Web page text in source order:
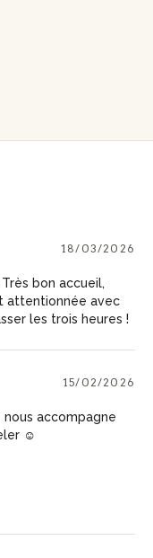
18/03/2026
bon accueil,
attentionnée avec
les trois heures !
15/02/2026
accompagne
☺️